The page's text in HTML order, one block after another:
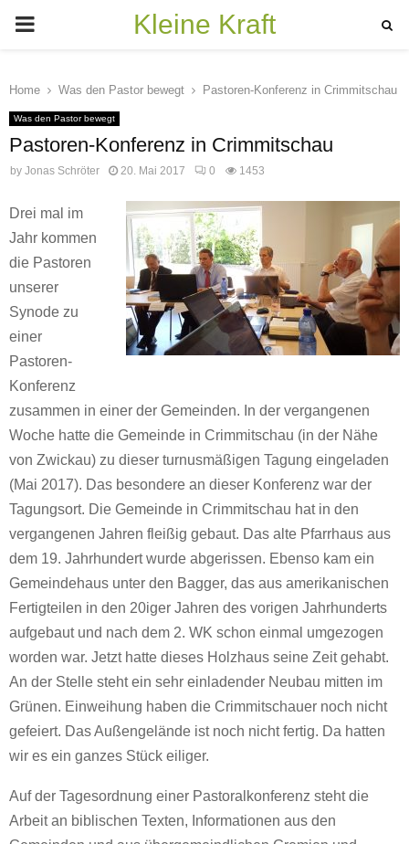
PRIMARY
Kleine Kraft
Home Was den Pastor bewegt Pastoren-Konferenz in Crimmitschau
Was den Pastor bewegt
Pastoren-Konferenz in Crimmitschau
by Jonas Schröter 20. Mai 2017 0 1453
Drei mal im
Jahr kommen
die Pastoren
unserer
Synode zu
einer
Pastoren-
Konferenz
zusammen in einer der Gemeinden. In der vergangenen
Woche hatte die Gemeinde in Crimmitschau (in der Nähe
von Zwickau) zu dieser turnusmäßigen Tagung eingeladen
(Mai 2017). Das besondere an dieser Konferenz war der
Tagungsort. Die Gemeinde in Crimmitschau hat in den
vergangenen Jahren fleißig gebaut. Das alte Pfarrhaus aus
dem 19. Jahrhundert wurde abgerissen. Ebenso kam ein
Gemeindehaus unter den Bagger, das aus amerikanischen
Fertigteilen in den 20iger Jahren des vorigen Jahrhunderts
aufgebaut und nach dem 2. WK schon einmal umgezogen
worden war. Jetzt hatte dieses Holzhaus seine Zeit gehabt.
An der Stelle steht ein sehr einladender Neubau mitten im
Grünen. Einweihung haben die Crimmitschauer noch nicht
gefeiert. Das Außengelände ist noch nicht fertig. Da hatten
wir es ein ganzes Stück eiliger.
Auf der Tagesordnung einer Pastoralkonferenz steht die
Arbeit an biblischen Texten, Informationen aus den